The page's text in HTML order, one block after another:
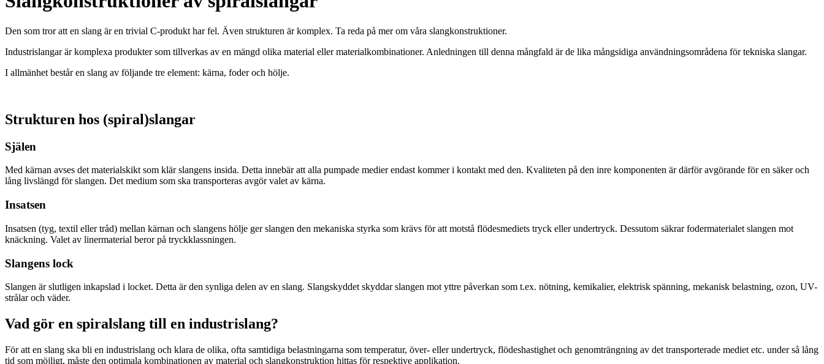
Den som tror att en slang är en trivial C-produkt har fel. Även strukturen är komplex. Ta reda på mer om våra slangkonstruktioner.
Industrislangar är komplexa produkter som tillverkas av en mängd olika material eller materialkombinationer. Anledningen till denna mångfald är de lika mångsidiga användningsområdena för tekniska slangar.
I allmänhet består en slang av följande tre element: kärna, foder och hölje.
Strukturen hos (spiral)slangar
Själen
Med kärnan avses det materialskikt som klär slangens insida. Detta innebär att alla pumpade medier endast kommer i kontakt med den. Kvaliteten på den inre komponenten är därför avgörande för en säker och
lång livslängd för slangen. Det medium som ska transporteras avgör valet av kärna.
Insatsen
Insatsen (tyg, textil eller tråd) mellan kärnan och slangens hölje ger slangen den mekaniska styrka som krävs för att motstå flödesmediets tryck eller undertryck. Dessutom säkrar fodermaterialet slangen mot
knäckning. Valet av linermaterial beror på tryckklassningen.
Slangens lock
Slangen är slutligen inkapslad i locket. Detta är den synliga delen av en slang. Slangskyddet skyddar slangen mot yttre påverkan som t.ex. nötning, kemikalier, elektrisk spänning, mekanisk belastning, ozon, UV-
strålar och väder.
Vad gör en spiralslang till en industrislang?
För att en slang ska bli en industrislang och klara de olika, ofta samtidiga belastningarna som temperatur, över- eller undertryck, flödeshastighet och genomträngning av det transporterade mediet etc. under så lång
tid som möjligt, måste den optimala kombinationen av material och slangkonstruktion hittas för respektive applikation.